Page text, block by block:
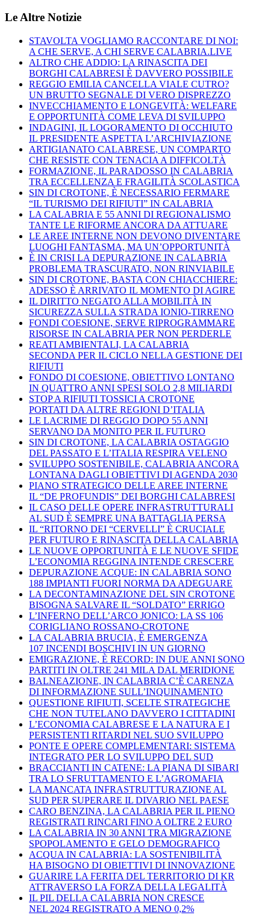
Le Altre Notizie
STAVOLTA VOGLIAMO RACCONTARE DI NOI:
A CHE SERVE, A CHI SERVE CALABRIA.LIVE
ALTRO CHE ADDIO: LA RINASCITA DEI
BORGHI CALABRESI È DAVVERO POSSIBILE
REGGIO EMILIA CANCELLA VIALE CUTRO?
UN BRUTTO SEGNALE DI VERO DISPREZZO
INVECCHIAMENTO E LONGEVITÀ: WELFARE
E OPPORTUNITÀ COME LEVA DI SVILUPPO
INDAGINI, IL LOGORAMENTO DI OCCHIUTO
IL PRESIDENTE ASPETTA L’ARCHIVIAZIONE
ARTIGIANATO CALABRESE, UN COMPARTO
CHE RESISTE CON TENACIA A DIFFICOLTÀ
FORMAZIONE, IL PARADOSSO IN CALABRIA
TRA ECCELLENZA E FRAGILITÀ SCOLASTICA
SIN DI CROTONE, È NECESSARIO FERMARE
“IL TURISMO DEI RIFIUTI” IN CALABRIA
LA CALABRIA E 55 ANNI DI REGIONALISMO
TANTE LE RIFORME ANCORA DA ATTUARE
LE AREE INTERNE NON DEVONO DIVENTARE
LUOGHI FANTASMA, MA UN’OPPORTUNITÀ
È IN CRISI LA DEPURAZIONE IN CALABRIA
PROBLEMA TRASCURATO, NON RINVIABILE
SIN DI CROTONE, BASTA CON CHIACCHIERE:
ADESSO È ARRIVATO IL MOMENTO DI AGIRE
IL DIRITTO NEGATO ALLA MOBILITÀ IN
SICUREZZA SULLA STRADA IONIO-TIRRENO
FONDI COESIONE, SERVE RIPROGRAMMARE
RISORSE IN CALABRIA PER NON PERDERLE
REATI AMBIENTALI, LA CALABRIA
SECONDA PER IL CICLO NELLA GESTIONE DEI
RIFIUTI
FONDO DI COESIONE, OBIETTIVO LONTANO
IN QUATTRO ANNI SPESI SOLO 2,8 MILIARDI
STOP A RIFIUTI TOSSICI A CROTONE
PORTATI DA ALTRE REGIONI D’ITALIA
LE LACRIME DI REGGIO DOPO 55 ANNI
SERVANO DA MONITO PER IL FUTURO
SIN DI CROTONE, LA CALABRIA OSTAGGIO
DEL PASSATO E L’ITALIA RESPIRA VELENO
SVILUPPO SOSTENIBILE, CALABRIA ANCORA
LONTANA DAGLI OBIETTIVI DI AGENDA 2030
PIANO STRATEGICO DELLE AREE INTERNE
IL “DE PROFUNDIS” DEI BORGHI CALABRESI
IL CASO DELLE OPERE INFRASTRUTTURALI
AL SUD È SEMPRE UNA BATTAGLIA PERSA
IL “RITORNO DEI “CERVELLI” È CRUCIALE
PER FUTURO E RINASCITA DELLA CALABRIA
LE NUOVE OPPORTUNITÀ E LE NUOVE SFIDE
L’ECONOMIA REGGINA INTENDE CRESCERE
DEPURAZIONE ACQUE: IN CALABRIA SONO
188 IMPIANTI FUORI NORMA DA ADEGUARE
LA DECONTAMINAZIONE DEL SIN CROTONE
BISOGNA SALVARE IL “SOLDATO” ERRIGO
L’INFERNO DELL’ARCO JONICO: LA SS 106
CORIGLIANO ROSSANO-CROTONE
LA CALABRIA BRUCIA, È EMERGENZA
107 INCENDI BOSCHIVI IN UN GIORNO
EMIGRAZIONE, È RECORD: IN DUE ANNI SONO
PARTITI IN OLTRE 241 MILA DAL MERIDIONE
BALNEAZIONE, IN CALABRIA C’È CARENZA
DI INFORMAZIONE SULL’INQUINAMENTO
QUESTIONE RIFIUTI, SCELTE STRATEGICHE
CHE NON TUTELANO DAVVERO I CITTADINI
L’ECONOMIA CALABRESE E LA NATURA E I
PERSISTENTI RITARDI NEL SUO SVILUPPO
PONTE E OPERE COMPLEMENTARI: SISTEMA
INTEGRATO PER LO SVILUPPO DEL SUD
BRACCIANTI IN CATENE: LA PIANA DI SIBARI
TRA LO SFRUTTAMENTO E L’AGROMAFIA
LA MANCATA INFRASTRUTTURAZIONE AL
SUD PER SUPERARE IL DIVARIO NEL PAESE
CARO BENZINA, LA CALABRIA PER IL PIENO
REGISTRATI RINCARI FINO A OLTRE 2 EURO
LA CALABRIA IN 30 ANNI TRA MIGRAZIONE
SPOPOLAMENTO E GELO DEMOGRAFICO
ACQUA IN CALABRIA: LA SOSTENIBILITÀ
HA BISOGNO DI OBIETTIVI DI INNOVAZIONE
GUARIRE LA FERITA DEL TERRITORIO DI KR
ATTRAVERSO LA FORZA DELLA LEGALITÀ
IL PIL DELLA CALABRIA NON CRESCE
NEL 2024 REGISTRATO A MENO 0,2%